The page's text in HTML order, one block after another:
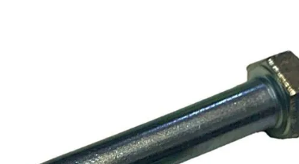
Aparelho Pressão
Cadeira Banho
10º Gaze